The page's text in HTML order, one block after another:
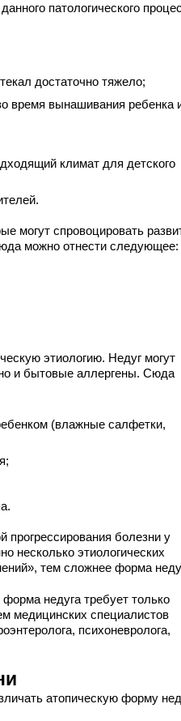
патологического
достаточно тяжело;
время вынашивания ребенка
климат для детского
могут спровоцировать
можно отнести следующее:
этиологию. Недуг могут
и бытовые аллергены. Сюда
(влажные салфетки,
прогрессирования болезни у
несколько этиологических
тем сложнее форма
недуга требует только
медицинских специалистов
психоневролога,
атопическую форму